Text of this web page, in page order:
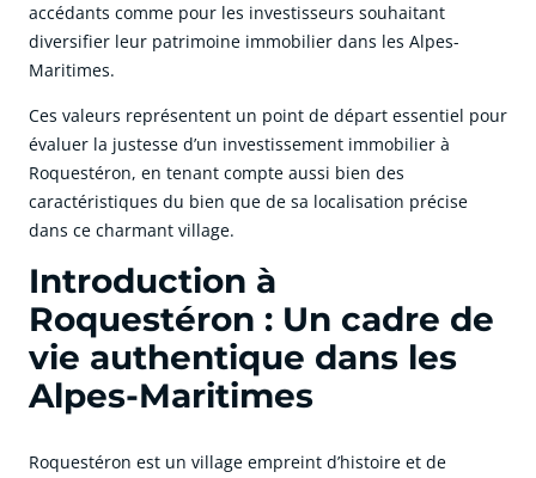
accédants comme pour les investisseurs souhaitant
diversifier leur patrimoine immobilier dans les Alpes-
Maritimes.
Ces valeurs représentent un point de départ essentiel pour
évaluer la justesse d’un investissement immobilier à
Roquestéron, en tenant compte aussi bien des
caractéristiques du bien que de sa localisation précise
dans ce charmant village.
Introduction à
Roquestéron : Un cadre de
vie authentique dans les
Alpes-Maritimes
Roquestéron est un village empreint d’histoire et de